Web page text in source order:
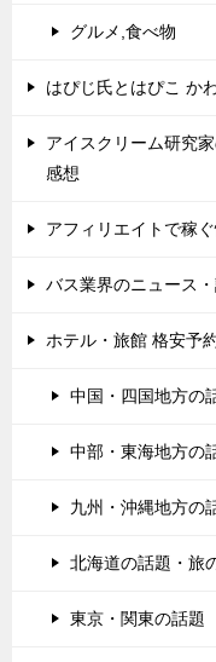
グルメ,食べ物
はぴじ氏とはぴこ か
アイスクリーム研究
感想
アフィリエイトで稼
バス業界のニュース
ホテル・旅館 格安予
中国・四国地方の
中部・東海地方の
九州・沖縄地方の
北海道の話題・旅
東京・関東の話題